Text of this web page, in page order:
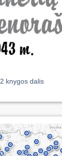
2 knygos dalis